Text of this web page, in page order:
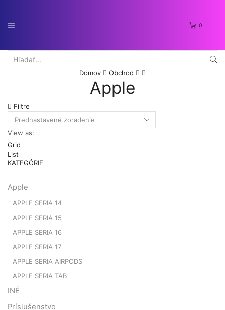
0
input
Domov Obchod
Apple
Filtre
View as:
Grid
List
KATEGÓRIE
Apple
APPLE SERIA 14
APPLE SERIA 15
APPLE SERIA 16
APPLE SERIA 17
APPLE SERIA AIRPODS
APPLE SERIA TAB
INÉ
Príslušenstvo